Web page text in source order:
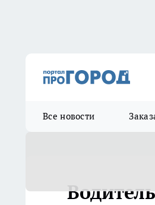
Все новости
Водитель